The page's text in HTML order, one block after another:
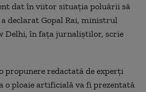
dat în viitor situaţia poluării să
a declarat Gopal Rai, ministrul
Delhi, în faţa jurnaliştilor, scrie
propunere redactată de experţi
o ploaie artificială va fi prezentată